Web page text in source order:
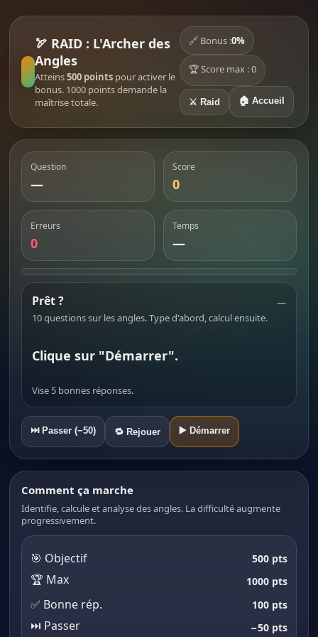
🏹 RAID : L'Archer des
Angles
Atteins500 points pour activer le
bonus. 1000 points demande la
maîtrise totale.
🔗 Bonus :0%
🏆 Score max : 0
⚔️ Raid 🏠 Accueil
Question
—
Score
0
Erreurs
0
Temps
—
Prêt ?
10 questions sur les angles. Type d'abord, calcul ensuite.
—
Clique sur "Démarrer".
Vise 5 bonnes réponses.
⏭️ Passer (−50) 🔁 Rejouer ▶️ Démarrer
Comment ça marche
Identifie, calcule et analyse des angles. La difficulté augmente
progressivement.
🎯 Objectif 500 pts
🏆 Max 1000 pts
✅ Bonne rép. 100 pts
⏭️ Passer −50 pts